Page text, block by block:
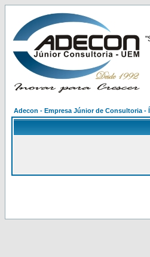
Adecon - Empresa Júnior de Consultoria -